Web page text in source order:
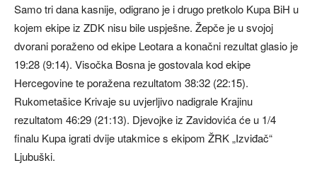
Samo tri dana kasnije, odigrano je i drugo pretkolo Kupa BiH u
kojem ekipe iz ZDK nisu bile uspješne. Žepče je u svojoj
dvorani poraženo od ekipe Leotara a konačni rezultat glasio je
19:28 (9:14). Visočka Bosna je gostovala kod ekipe
Hercegovine te poražena rezultatom 38:32 (22:15).
Rukometašice Krivaje su uvjerljivo nadigrale Krajinu
rezultatom 46:29 (21:13). Djevojke iz Zavidovića će u 1/4
finalu Kupa igrati dvije utakmice s ekipom ŽRK „Izviđač“
Ljubuški.